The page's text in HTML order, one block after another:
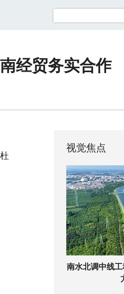
经贸务实合作
视觉焦点
南水北调中线